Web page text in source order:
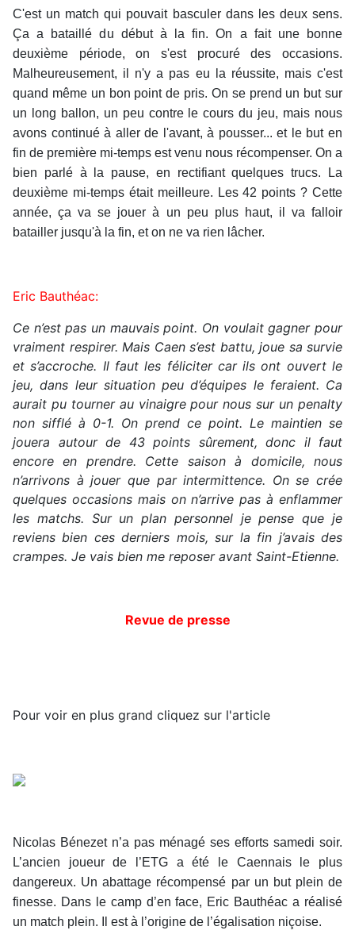
C'est un match qui pouvait basculer dans les deux sens.
Ça a bataillé du début à la fin. On a fait une bonne
deuxième période, on s'est procuré des occasions.
Malheureusement, il n'y a pas eu la réussite, mais c'est
quand même un bon point de pris. On se prend un but sur
un long ballon, un peu contre le cours du jeu, mais nous
avons continué à aller de l'avant, à pousser... et le but en
fin de première mi-temps est venu nous récompenser. On a
bien parlé à la pause, en rectifiant quelques trucs. La
deuxième mi-temps était meilleure. Les 42 points ? Cette
année, ça va se jouer à un peu plus haut, il va falloir
batailler jusqu'à la fin, et on ne va rien lâcher.
Eric Bauthéac:
Ce n’est pas un mauvais point. On voulait gagner pour
vraiment respirer. Mais Caen s’est battu, joue sa survie
et s’accroche. Il faut les féliciter car ils ont ouvert le
jeu, dans leur situation peu d’équipes le feraient. Ca
aurait pu tourner au vinaigre pour nous sur un penalty
non sifflé à 0-1. On prend ce point. Le maintien se
jouera autour de 43 points sûrement, donc il faut
encore en prendre. Cette saison à domicile, nous
n’arrivons à jouer que par intermittence. On se crée
quelques occasions mais on n’arrive pas à enflammer
les matchs. Sur un plan personnel je pense que je
reviens bien ces derniers mois, sur la fin j’avais des
crampes. Je vais bien me reposer avant Saint-Etienne.
Revue de presse
Pour voir en plus grand cliquez sur l'article
Nicolas Bénezet n’a pas ménagé ses efforts samedi soir.
L’ancien joueur de l’ETG a été le Caennais le plus
dangereux. Un abattage récompensé par un but plein de
finesse. Dans le camp d’en face, Eric Bauthéac a réalisé
un match plein. Il est à l’origine de l’égalisation niçoise.